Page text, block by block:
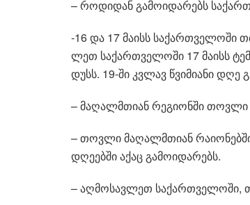
– რო­დი­დან გა­მო­ი­და­რებს
-16 და 17 მა­ისს სა­ქარ­თვე­ლო­ში
ლეთ სა­ქარ­თვე­ლო­ში 17 მა­ისს
დუსს. 19-ში კვლავ წვი­მი­ა­ნი
– მა­ღალმთი­ან რე­გი­ონ­ში
– თოვ­ლი მა­ღალმთი­ან
დღე­ებ­ში აქაც გა­მო­ი­და­რებს.
– აღ­მო­სავ­ლეთ სა­ქარ­თვე­ლო­ში,